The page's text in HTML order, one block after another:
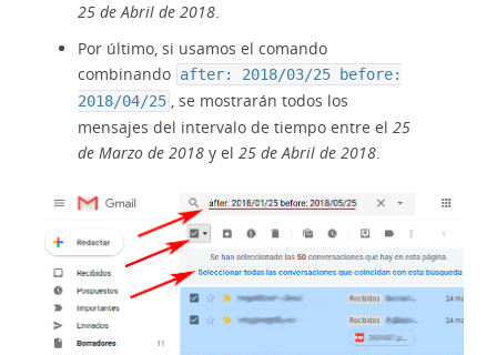
25 de Abril de 2018.
Por último, si usamos el comando
combinando after: 2018/03/25 before:
2018/04/25 , se mostrarán todos los
mensajes del intervalo de tiempo entre el 25
de Marzo de 2018 y el 25 de Abril de 2018.